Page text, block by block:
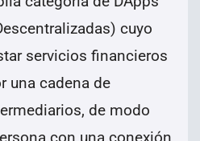
cuyo
servicios financieros
una cadena de
de modo
con una conexión